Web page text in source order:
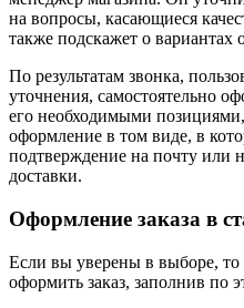
на вопросы, касающиеся
также подскажет о вариантах
По результатам звонка,
уточнения, самостоятельно
его необходимыми
оформление в том виде, в
подтверждение на почту или
доставки.
Оформление заказа в
Если вы уверены в выборе, то
оформить заказ, заполнив по